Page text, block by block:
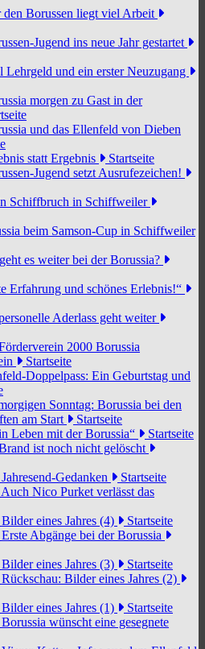
den Borussen liegt viel Arbeit
Jugend ins neue Jahr gestartet
Lehrgeld und ein erster Neuzugang
morgen zu Gast in der
und das Ellenfeld von Dieben
statt Ergebnis
Startseite
Jugend setzt Ausrufezeichen!
Schiffbruch in Schiffweiler
beim Samson-Cup in Schiffweiler
es weiter bei der Borussia?
Erfahrung und schönes Erlebnis!“
Aderlass geht weiter
2000 Borussia
Startseite
Doppelpass: Ein Geburtstag und
Sonntag: Borussia bei den
am Start
Startseite
Leben mit der Borussia“
Startseite
ist noch nicht gelöscht
Jahresend-Gedanken
Startseite
Auch Nico Purket verlässt das
Bilder eines Jahres (4)
Startseite
Erste Abgänge bei der Borussia
Bilder eines Jahres (3)
Startseite
Rückschau: Bilder eines Jahres (2)
Bilder eines Jahres (1)
Startseite
Borussia wünscht eine gesegnete